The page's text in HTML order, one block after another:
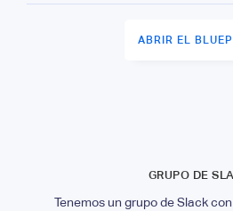
ABRIR EL
GRUPO DE
Tenemos un grupo de Slack